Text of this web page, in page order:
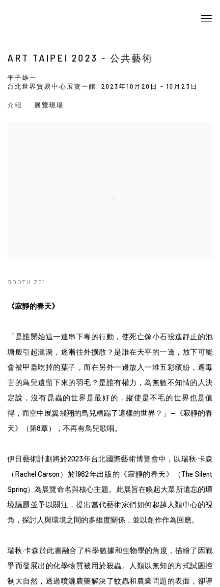
ART TAIPEI 2023 - 公共藝術
平子雄一
台北世界貿易中心展覽一館,2023年10月20日 - 10月23日
介紹 展覽現場
BOOTH Z01
《寂靜的春天》
「是誰開始這一連串下毒的行動，使死亡像小石投進靜止的池
塘般引起漣漪，逐漸往外擴散？是誰在天平的一邊，放下可能
會被甲蟲吃掉的葉子，而在另外一邊放入一堆五彩繽紛，遭毒
害的鳥兒遺留下來的羽毛？是誰有權力，為無數不知情的人決
定說，沒有昆蟲的世界是最好的，縱使是不毛的世界也是值
得，而空中展翼飛翔的鳥兒糟蹋了這樣的世界？」—《寂靜的春
天》（第8章），不再有鳥兒歌唱。
伊日藝術計劃將於2023年台北國際藝術博覽會中，以瑞秋·卡森
（Rachel Carson）於1962年出版的《寂靜的春天》（The Silent
Spring）為展覽命名與核心主題。此展旨在喚起大眾所遺忘的環
境議題並予以關注，提出當代藝術家們如何超越人類中心的視
角，探討人與環境之間的多維度關係，並以創作作為回應。
瑞秋·卡森於此書融合了科學數據和生物學的角度，描繪了因戰
爭而發展出的化學物質被用於殺蟲。人類以無知的方式試圖控
制大自然，透過噴灑農藥解決了蚊蟲和農業問題的表面，卻導